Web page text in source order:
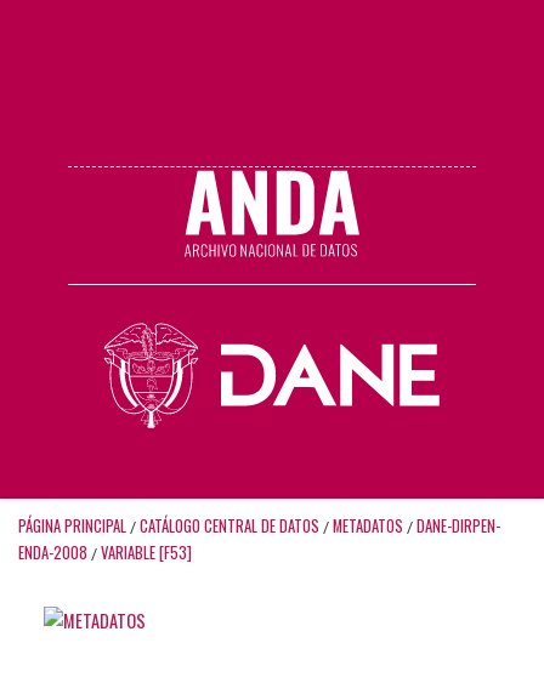
PÁGINA PRINCIPAL / CATÁLOGO CENTRAL DE DATOS / METADATOS / DANE-DIRPEN-
ENDA-2008 / VARIABLE [F53]